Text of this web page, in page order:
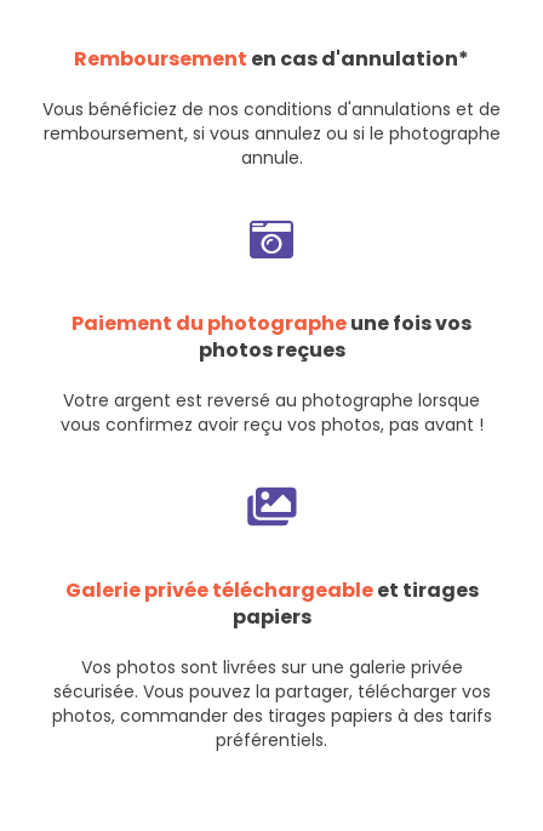
Remboursement en cas d'annulation*
Vous bénéficiez de nos conditions d'annulations et de
remboursement, si vous annulez ou si le photographe
annule.
Paiement du photographeune fois vos
photos reçues
Votre argent est reversé au photographe lorsque
vous confirmez avoir reçu vos photos, pas avant !
Galerie privée téléchargeableet tirages
papiers
Vos photos sont livrées sur une galerie privée
sécurisée. Vous pouvez la partager, télécharger vos
photos, commander des tirages papiers à des tarifs
préférentiels.